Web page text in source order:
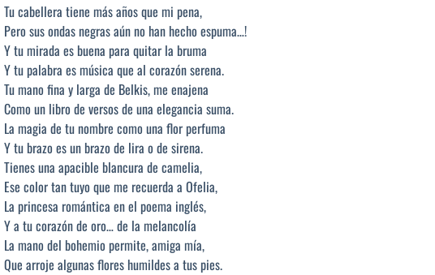
Tu cabellera tiene más años que mi pena,
Pero sus ondas negras aún no han hecho espuma…!
Y tu mirada es buena para quitar la bruma
Y tu palabra es música que al corazón serena.
Tu mano fina y larga de Belkis, me enajena
Como un libro de versos de una elegancia suma.
La magia de tu nombre como una flor perfuma
Y tu brazo es un brazo de lira o de sirena.
Tienes una apacible blancura de camelia,
Ese color tan tuyo que me recuerda a Ofelia,
La princesa romántica en el poema inglés,
Y a tu corazón de oro… de la melancolía
La mano del bohemio permite, amiga mía,
Que arroje algunas flores humildes a tus pies.